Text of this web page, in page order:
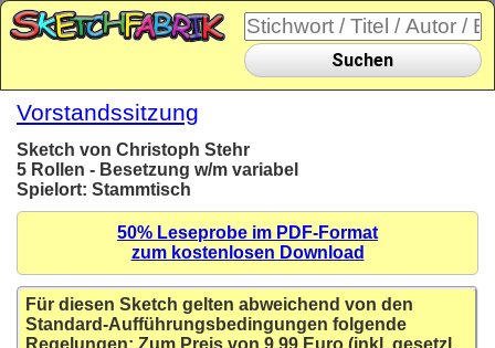
Suchen
Vorstandssitzung
Sketch von Christoph Stehr
5 Rollen - Besetzung w/m variabel
Spielort: Stammtisch
50% Leseprobe im PDF-Format
zum kostenlosen Download
Für diesen Sketch gelten abweichend von den
Standard-Aufführungsbedingungen folgende